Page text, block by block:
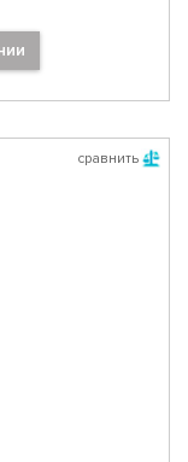
сравнить